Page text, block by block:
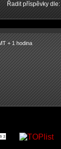
Řadit příspěvky dle:
+ 1 hodina